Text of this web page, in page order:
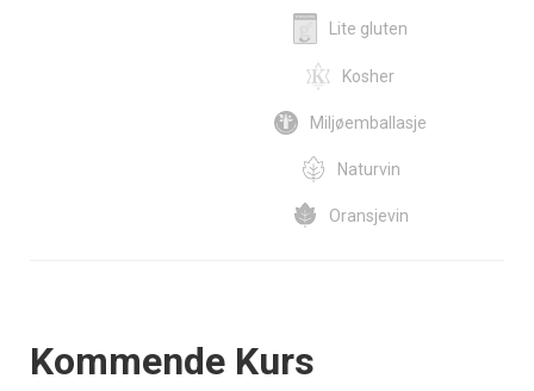
Lite gluten
Kosher
Miljøemballasje
Naturvin
Oransjevin
Events
Kommende Kurs